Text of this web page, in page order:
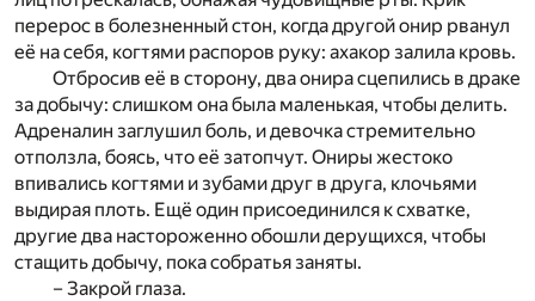
перерос в болезненный стон, когда другой онир рванул
её на себя, когтями распоров руку: ахакор залила кровь.
Отбросив её в сторону, два онира сцепились в драке
за добычу: слишком она была маленькая, чтобы делить.
Адреналин заглушил боль, и девочка стремительно
отползла, боясь, что её затопчут. Ониры жестоко
впивались когтями и зубами друг в друга, клочьями
выдирая плоть. Ещё один присоединился к схватке,
другие два настороженно обошли дерущихся, чтобы
стащить добычу, пока собратья заняты.
– Закрой глаза.